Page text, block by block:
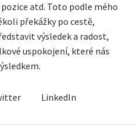
atd. Toto podle mého
překážky po cestě,
výsledek a radost,
uspokojení, které nás
LinkedIn